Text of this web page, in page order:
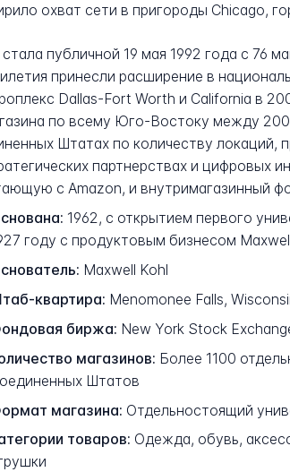
охват сети в пригороды Chicago,
стала публичной 19 мая 1992 года с
принесли расширение в
Dallas-Fort Worth и California в
по всему Юго-Востоку между
Штатах по количеству локаций,
партнерствах и цифровых
с Amazon, и внутримагазинный
1962, с открытием первого
году с продуктовым бизнесом
Maxwell Kohl
квартира: Menomonee Falls,
биржа: New York Stock
магазинов: Более 1100
Штатов
магазина: Отдельностоящий
товаров: Одежда, обувь,